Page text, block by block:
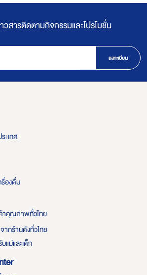
วสารติดตามกิจกรรมและโปรโมชั่น
ลงทะเบียน
ะเทศ
รื่องดื่ม
าคุณภาพทั่วไทย
ากร้านดังทั่วไทย
แม่และเด็ก